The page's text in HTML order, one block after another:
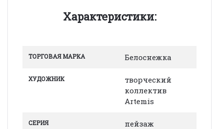
Характеристики:
ТОРГОВАЯ МАРКА Белоснежка
ХУДОЖНИК
творческий
коллектив
Artemis
СЕРИЯ пейзаж